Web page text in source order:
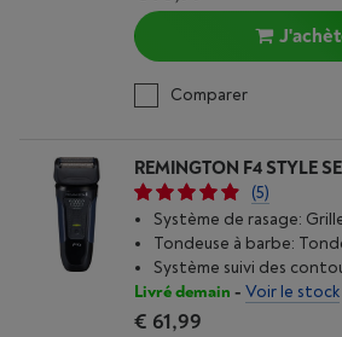
Comparer
REMINGTON F4 STYLE
(5)
Système de rasage:
Tondeuse à barbe:
Système suivi des
Livré demain - Voir le stock
€ 61,99